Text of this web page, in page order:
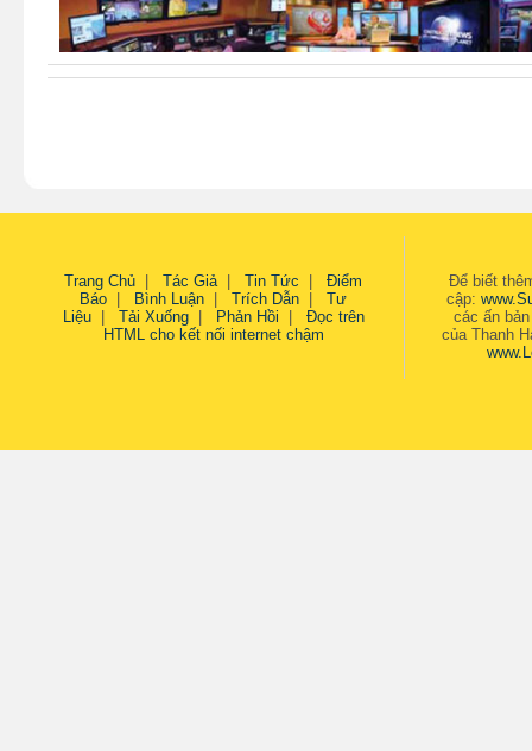
Trang Chủ Tác Giả| Tin Tức
Điểm
Báo
Bình Luận Trích Dẫn
Tư
Liệu| Tải Xuống| Phản Hồi
Đọc trên
HTML cho kết nối internet chậm
Để biết
cập:
các ấn
của Thanh